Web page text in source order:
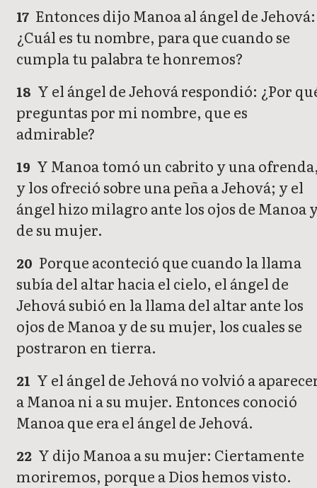
17 Entonces dijo Manoa al ángel de Jehová:
¿Cuál es tu nombre, para que cuando se
cumpla tu palabra te honremos?
18 Y el ángel de Jehová respondió: ¿Por
preguntas por mi nombre, que es
admirable?
19 Y Manoa tomó un cabrito y una
y los ofreció sobre una peña a Jehová; y el
ángel hizo milagro ante los ojos de Manoa
de su mujer.
20 Porque aconteció que cuando la llama
subía del altar hacia el cielo, el ángel de
Jehová subió en la llama del altar ante los
ojos de Manoa y de su mujer, los cuales se
postraron en tierra.
21 Y el ángel de Jehová no volvió a
a Manoa ni a su mujer. Entonces conoció
Manoa que era el ángel de Jehová.
22 Y dijo Manoa a su mujer: Ciertamente
moriremos, porque a Dios hemos visto.